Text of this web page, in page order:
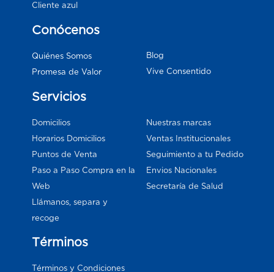
Cliente azul
Conócenos
Quiénes Somos
Promesa de Valor
Blog
Vive Consentido
Servicios
Domicilios
Horarios Domicilios
Puntos de Venta
Paso a Paso Compra en la
Web
Llámanos, separa y
recoge
Nuestras marcas
Ventas Institucionales
Seguimiento a tu Pedido
Envios Nacionales
Secretaría de Salud
Términos
Términos y Condiciones